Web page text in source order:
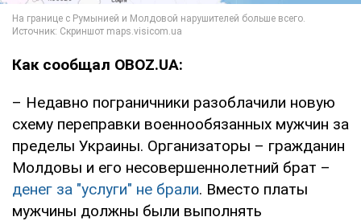
Как сообщал OBOZ.UA:
– Недавно пограничники разоблачили новую
схему переправки военнообязанных мужчин за
пределы Украины. Организаторы – гражданин
Молдовы и его несовершеннолетний брат –
денег за "услуги" не брали. Вместо платы
мужчины должны были выполнять